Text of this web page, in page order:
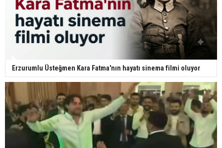
Erzurumlu Üsteğmen Kara Fatma'nın hayatı sinema filmi oluyor